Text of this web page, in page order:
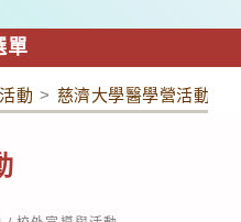
單
動 > 慈濟大學醫學營活動